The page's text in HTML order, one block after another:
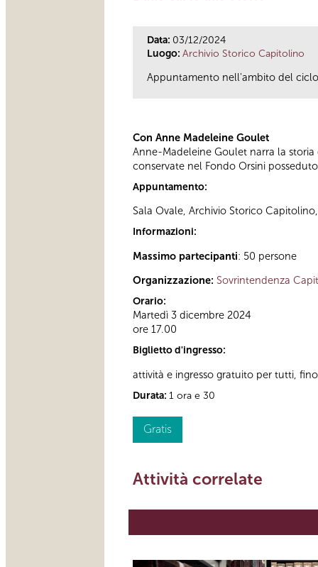
Data: 03/12/2024
Luogo: Archivio Storico Capitolino
Appuntamento nell'ambito del
Con Anne Madeleine Goulet
Anne-Madeleine Goulet narra la
conservate nel Fondo Orsini
Appuntamento:
Sala Ovale, Archivio Storico
Informazioni:
Massimo partecipanti: 50 persone
Organizzazione: Sovrintendenza
Orario:
Martedì 3 dicembre 2024
ore 17.00
Biglietto d'ingresso:
attività e ingresso gratuito per tutti,
Durata: 1 ora e 30
Gratis
Attività correlate